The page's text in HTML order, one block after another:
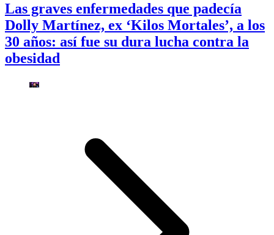
Las graves enfermedades que padecía
Dolly Martínez, ex ‘Kilos Mortales’, a los
30 años: así fue su dura lucha contra la
obesidad